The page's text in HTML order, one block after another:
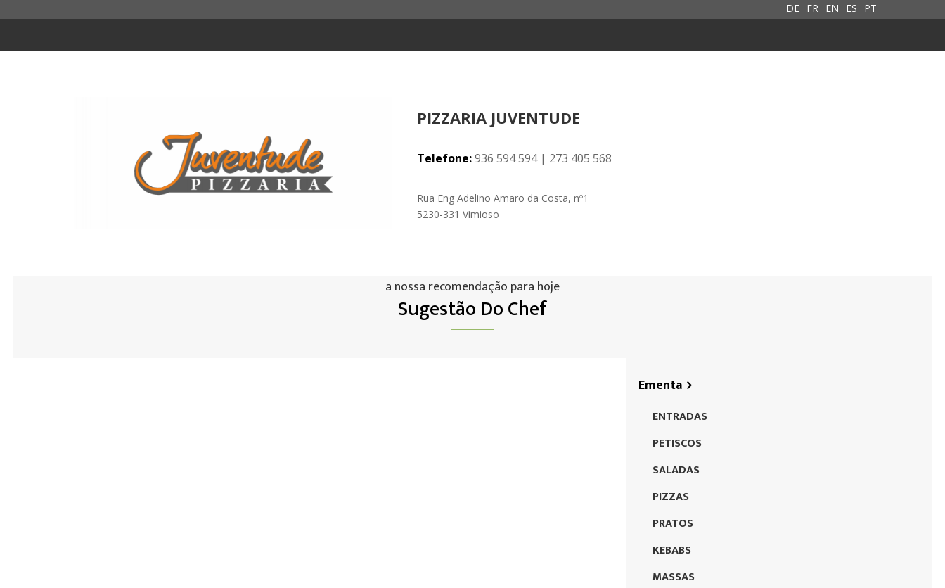
PT
ES
EN
FR
DE
PIZZARIA JUVENTUDE
Telefone:936 594 594 | 273 405 568
Rua Eng Adelino Amaro da Costa, nº1
5230-331 Vimioso
a nossa recomendação para hoje
Sugestão Do Chef
Ementa
ENTRADAS
PETISCOS
SALADAS
PIZZAS
PRATOS
KEBABS
MASSAS